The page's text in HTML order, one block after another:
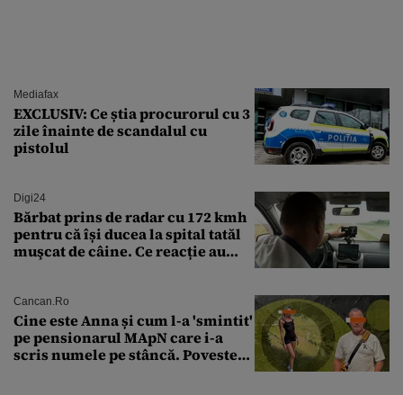
Mediafax
EXCLUSIV: Ce știa procurorul cu 3
zile înainte de scandalul cu
pistolul
Digi24
Bărbat prins de radar cu 172 kmh
pentru că își ducea la spital tatăl
muşcat de câine. Ce reacție au
Cancan.ro
Cine este Anna și cum l-a 'smintit'
pe pensionarul MApN care i-a
scris numele pe stâncă. Povestea